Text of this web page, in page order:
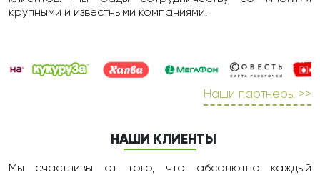
крупными и известными компаниями.
Наши партнеры >>
НАШИ КЛИЕНТЫ
Мы счастливы от того, что абсолютно каждый